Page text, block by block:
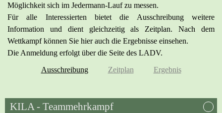
Möglichkeit sich im Jedermann-Lauf zu messen.
Für alle Interessierten bietet die Ausschreibung weitere
Information und dient gleichzeitig als Zeitplan. Nach dem
Wettkampf können Sie hier auch die Ergebnisse einsehen.
Die Anmeldung erfolgt über die Seite des LADV.
Ausschreibung
Zeitplan Ergebnis
KILA - Teammehrkampf